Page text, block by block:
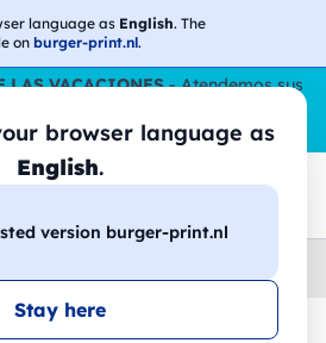
language as English. The
on burger-print.nl.
browser language as
English.
version burger-print.nl
Stay here
LAS VACACIONES- Atendemos sus
incluso en agosto.
Sin parar
😎🌴